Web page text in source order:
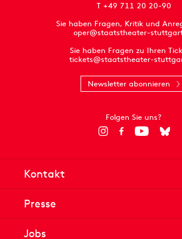
T +49 711 20 20-90
Sie haben Fragen, Kritik und
oper@staatstheater-
Sie haben Fragen zu Ihren
tickets@staatstheater-
Newsletter abonnieren
Folgen Sie uns?
Kontakt
Presse
Jobs